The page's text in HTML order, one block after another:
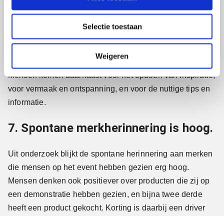
Selectie toestaan
Weigeren
producten te zien en te testen. Gratis goodiebags zijn erg
populair, net als het uitproberen of proeven van nieuwe
producten. Vooral dat laatste zorgt voor een sterk
Mensen komen daarnaast voor het opdoen van inspiratie,
voor vermaak en ontspanning, en voor de nuttige tips en
informatie.
7. Spontane merkherinnering is hoog.
Uit onderzoek blijkt de spontane herinnering aan merken
die mensen op het event hebben gezien erg hoog.
Mensen denken ook positiever over producten die zij op
een demonstratie hebben gezien, en bijna twee derde
heeft een product gekocht. Korting is daarbij een driver